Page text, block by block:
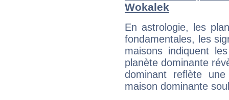
Wokalek
En astrologie, les
fondamentales, les
maisons indiquent
planète dominante
dominant reflète
maison dominante